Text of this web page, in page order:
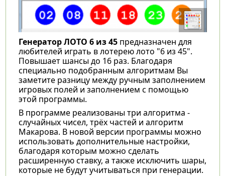
Генератор ЛОТО 6 из 45предназначен для
любителей играть в лотерею лото "6 из 45".
Повышает шансы до 16 раз. Благодаря
специально подобранным алгоритмам Вы
заметите разницу между ручным заполнением
игровых полей и заполнением с помощью
этой программы.
В программе реализованы три алгоритма -
случайных чисел, трёх частей и алгоритм
Макарова. В новой версии программы можно
использовать дополнительные настройки,
благодаря которым можно сделать
расширенную ставку, а также исключить шары,
которые не будут учитываться при генерации.